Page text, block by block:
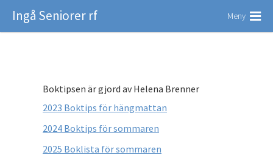
Ingå Seniorer rf Meny
Boktipsen är gjord av Helena Brenner
2023 Boktips för hängmattan
2024 Boktips för sommaren
2025 Boklista för sommaren